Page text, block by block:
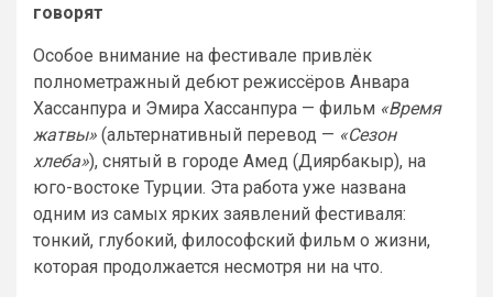
говорят
Особое внимание на фестивале привлёк
полнометражный дебют режиссёров Анвара
Хассанпура и Эмира Хассанпура — фильм «Время
жатвы» (альтернативный перевод — «Сезон
хлеба»), снятый в городе Амед (Диярбакыр), на
юго-востоке Турции. Эта работа уже названа
одним из самых ярких заявлений фестиваля:
тонкий, глубокий, философский фильм о жизни,
которая продолжается несмотря ни на что.